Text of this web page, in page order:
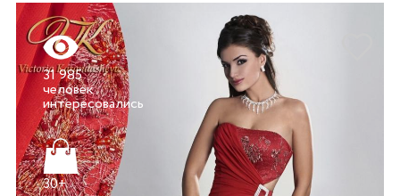
31 985
человек
30+